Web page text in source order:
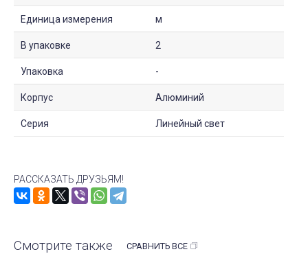
Единица измерения м
В упаковке 2
Упаковка -
Корпус Алюминий
Серия Линейный свет
РАССКАЗАТЬ ДРУЗЬЯМ!
Смотрите также СРАВНИТЬ ВСЕ